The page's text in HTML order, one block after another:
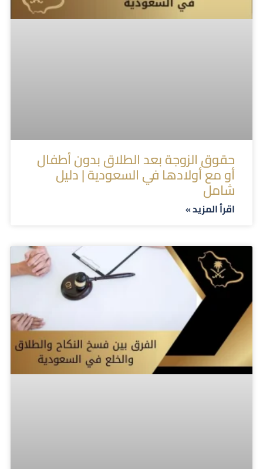
حقوق الزوجة بعد الطلاق بدون أطفال
أو مع أولادها في السعودية | دليل
شامل
اقرأ المزيد »